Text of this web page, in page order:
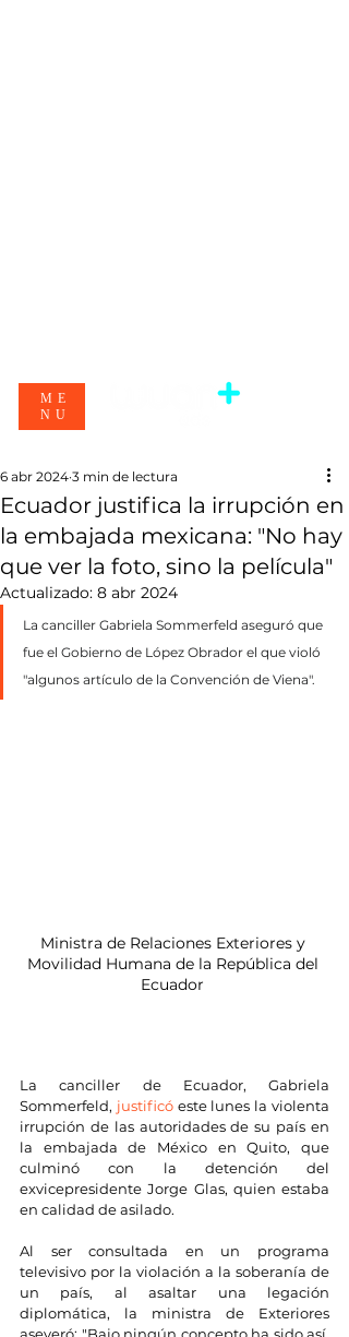
ME
NU
Ecuador justifica la irrupción en
la embajada mexicana: "No hay
que ver la foto, sino la película"
6 abr 2024 3 min de lectura
Actualizado: 8 abr 2024
La canciller Gabriela Sommerfeld aseguró que
fue el Gobierno de López Obrador el que violó
"algunos artículo de la Convención de Viena".
Ministra de Relaciones Exteriores y
Movilidad Humana de la República del
Ecuador
La canciller de Ecuador, Gabriela
Sommerfeld, justificó este lunes la violenta
irrupción de las autoridades de su país en
la embajada de México en Quito, que
culminó con la detención del
exvicepresidente Jorge Glas, quien estaba
en calidad de asilado.
Al ser consultada en un programa
televisivo por la violación a la soberanía de
un país, al asaltar una legación
diplomática, la ministra de Exteriores